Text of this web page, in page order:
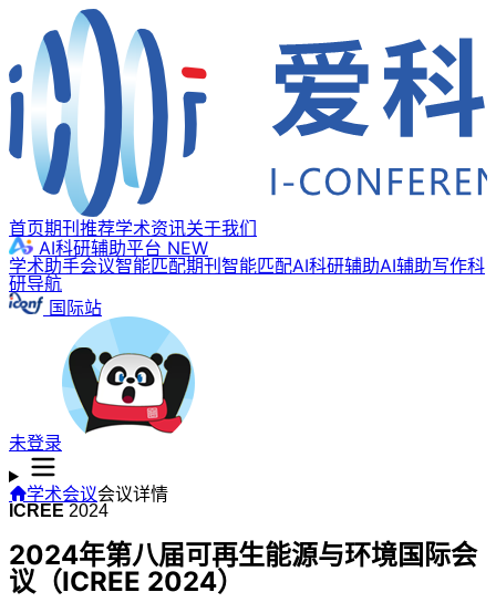
首页期刊推荐学术资讯关于我们
AI科研辅助平台 NEW
学术助手会议智能匹配期刊智能匹配AI科研辅助AI辅助写作科
研导航
国际站
未登录
学术会议会议详情
ICREE 2024
2024年第八届可再生能源与环境国际会
议（ICREE 2024）